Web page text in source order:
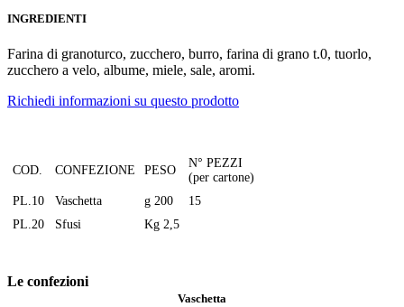
INGREDIENTI
Farina di granoturco, zucchero, burro, farina di grano t.0, tuorlo,
zucchero a velo, albume, miele, sale, aromi.
Richiedi informazioni su questo prodotto
COD. CONFEZIONE PESO
N° PEZZI
(per cartone)
PL.10
Vaschetta g 200
15
PL.20
Sfusi Kg 2,5
Le confezioni
Vaschetta